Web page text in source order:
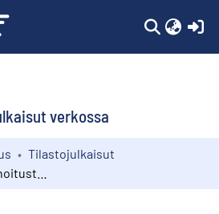
verkossa
Tilastojulkaisut